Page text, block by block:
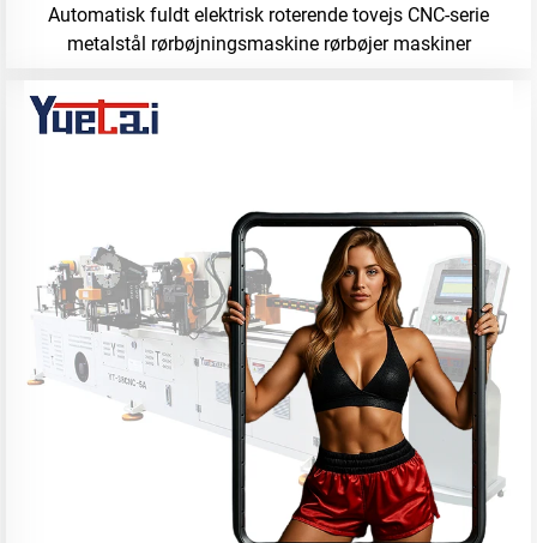
Automatisk fuldt elektrisk roterende tovejs CNC-serie
metalstål rørbøjningsmaskine rørbøjer maskiner